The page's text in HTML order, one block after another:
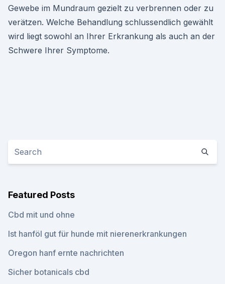
Gewebe im Mundraum gezielt zu verbrennen oder zu
verätzen. Welche Behandlung schlussendlich gewählt
wird liegt sowohl an Ihrer Erkrankung als auch an der
Schwere Ihrer Symptome.
Featured Posts
Cbd mit und ohne
Ist hanföl gut für hunde mit nierenerkrankungen
Oregon hanf ernte nachrichten
Sicher botanicals cbd